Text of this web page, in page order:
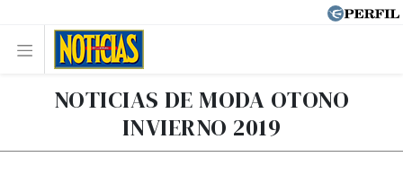
NOTICIAS DE MODA OTONO
INVIERNO 2019